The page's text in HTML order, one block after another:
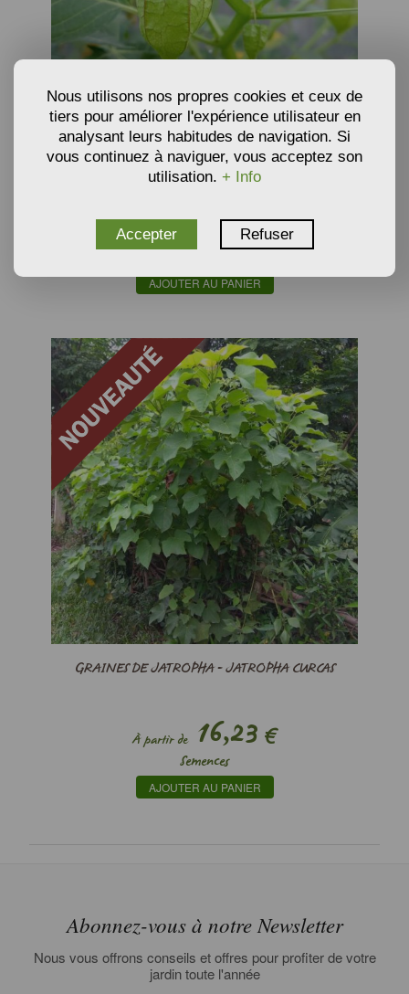
GRAINES DE CERISE DE TERRE, GROSEILLE DU CAP -
PHYSALIS PRUINOSA
À partir de 4,07€
AJOUTER AU PANIER
GRAINES DE JATROPHA - JATROPHA CURCAS
À partir de16,23 €
Semences
AJOUTER AU PANIER
Abonnez-vous à notre Newsletter
Nous vous offrons conseils et offres pour profiter de votre
jardin toute l'année
Nous utilisons nos propres cookies et ceux de
tiers pour améliorer l'expérience utilisateur en
analysant leurs habitudes de navigation. Si
vous continuez à naviguer, vous acceptez son
utilisation. + Info
Accepter Refuser